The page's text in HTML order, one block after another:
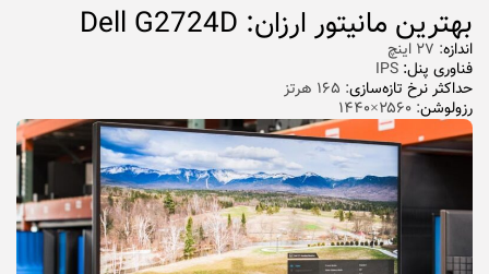
بهترین مانیتور ارزان: Dell G2724D
اندازه: ۲۷ اینچ
فناوری پنل:
حداکثر نرخ تازه‌سازی: ۱۶۵ هرتز
رزولوشن: ۲۵۶۰×۱۴۴۰